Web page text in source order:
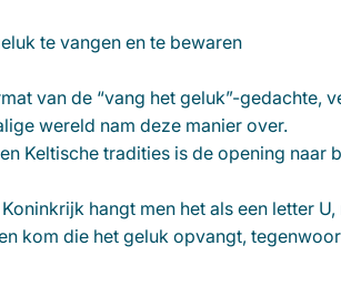
te vangen en te bewaren
van de “vang het geluk”-gedachte,
wereld nam deze manier over.
Keltische tradities is de opening
hangt men het als een letter
kom die het geluk opvangt,